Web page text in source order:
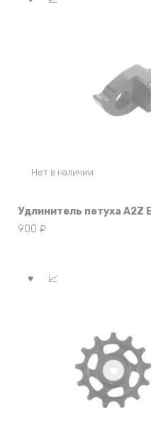
Нет в наличии
Удлинитель петуха A2Z
900 ₽